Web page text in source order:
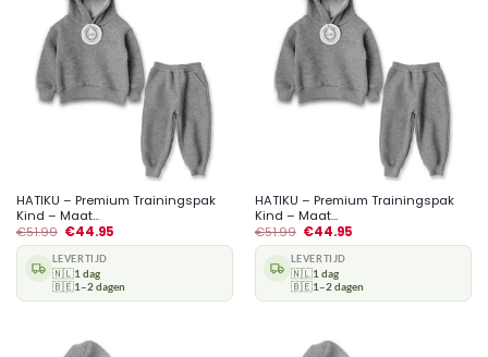
HATIKU – Premium Trainingspak
Kind – Maat...
€51.99 €44.95
LEVERTIJD
🇳🇱1 dag
🇧🇪1–2 dagen
HATIKU – Premium Trainingspak
Kind – Maat...
€51.99 €44.95
LEVERTIJD
🇳🇱1 dag
🇧🇪1–2 dagen